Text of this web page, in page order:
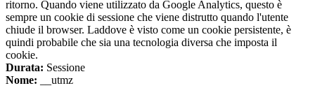
ritorno. Quando viene utilizzato da Google Analytics, questo è
sempre un cookie di sessione che viene distrutto quando l'utente
chiude il browser. Laddove è visto come un cookie persistente, è
quindi probabile che sia una tecnologia diversa che imposta il
cookie.
Durata: Sessione
Nome: __utmz